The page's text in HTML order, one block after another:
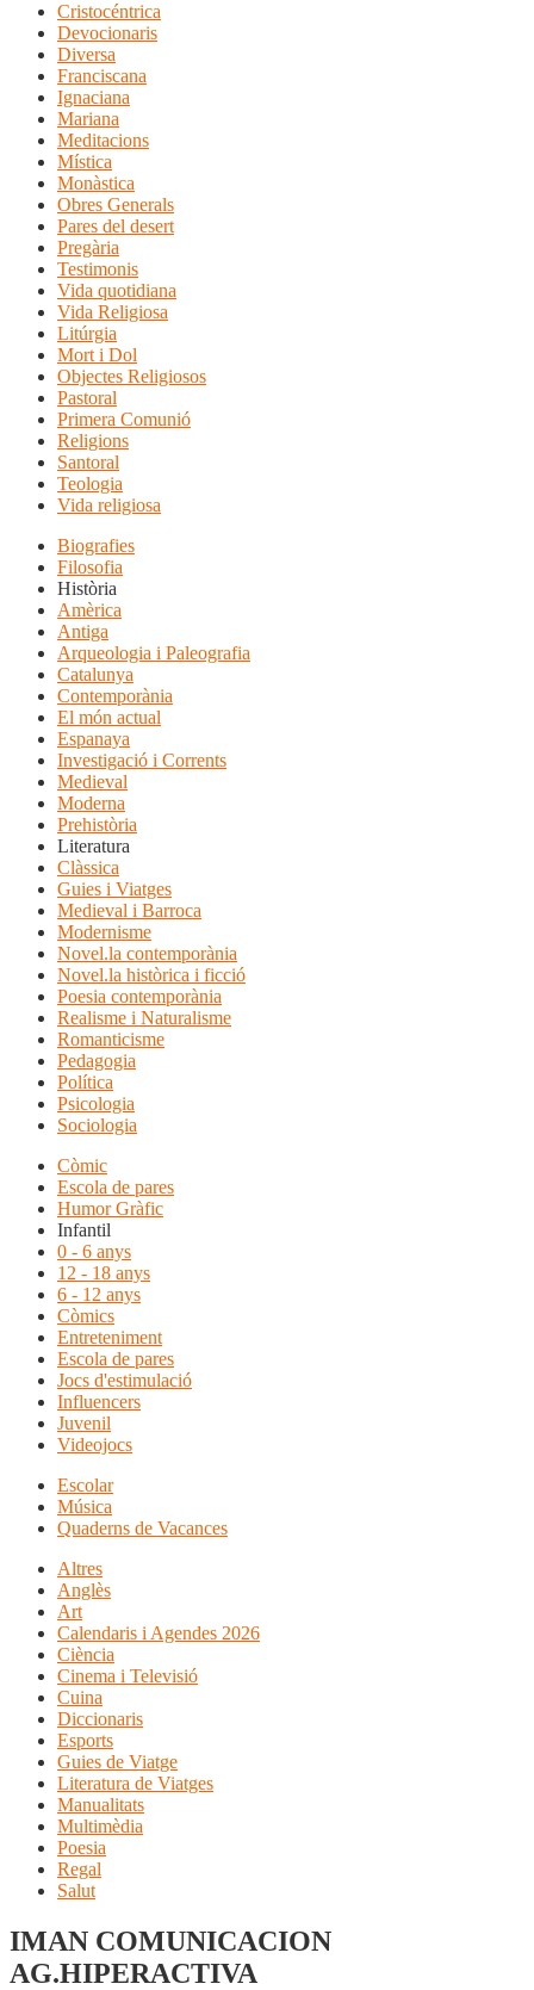
Cristocéntrica
Devocionaris
Diversa
Franciscana
Ignaciana
Mariana
Meditacions
Mística
Monàstica
Obres Generals
Pares del desert
Pregària
Testimonis
Vida quotidiana
Vida Religiosa
Litúrgia
Mort i Dol
Objectes Religiosos
Pastoral
Primera Comunió
Religions
Santoral
Teologia
Vida religiosa
Biografies
Filosofia
Història
Amèrica
Antiga
Arqueologia i Paleografia
Catalunya
Contemporània
El món actual
Espanaya
Investigació i Corrents
Medieval
Moderna
Prehistòria
Literatura
Clàssica
Guies i Viatges
Medieval i Barroca
Modernisme
Novel.la contemporània
Novel.la històrica i ficció
Poesia contemporània
Realisme i Naturalisme
Romanticisme
Pedagogia
Política
Psicologia
Sociologia
Còmic
Escola de pares
Humor Gràfic
Infantil
0 - 6 anys
12 - 18 anys
6 - 12 anys
Còmics
Entreteniment
Escola de pares
Jocs d'estimulació
Influencers
Juvenil
Videojocs
Escolar
Música
Quaderns de Vacances
Altres
Anglès
Art
Calendaris i Agendes 2026
Ciència
Cinema i Televisió
Cuina
Diccionaris
Esports
Guies de Viatge
Literatura de Viatges
Manualitats
Multimèdia
Poesia
Regal
Salut
IMAN COMUNICACION
AG.HIPERACTIVA